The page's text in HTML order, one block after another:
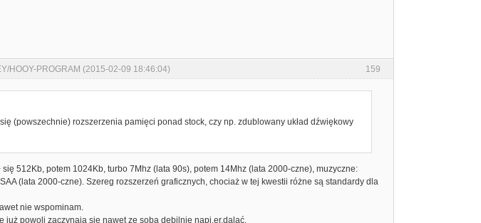
159
HOOY-PROGRAM (2015-02-09 18:46:04)
(powszechnie) rozszerzenia pamięci ponad stock, czy np. zdublowany układ dźwiękowy
512Kb, potem 1024Kb, turbo 7Mhz (lata 90s), potem 14Mhz (lata 2000-czne), muzyczne:
(lata 2000-czne). Szereg rozszerzeń graficznych, chociaż w tej kwestii różne są standardy dla
nie wspominam.
już powoli zaczynają się nawet ze sobą debilnie napi.er.dalać.